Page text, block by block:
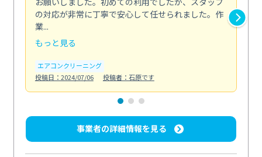
の対応が非常に丁寧で安心して任せられました。作
業...
もっと見る
エアコンクリーニング
投稿日：2024/07/06
投稿者：石原です
事業者の詳細情報を見る